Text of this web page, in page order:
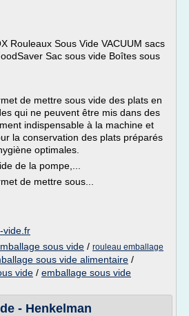
Rouleaux Sous Vide VACUUM sacs
Sac sous vide Boîtes sous
de mettre sous vide des plats en
qui ne peuvent être mis dans des
indispensable à la machine et
la conservation des plats préparés
optimales.
de la pompe,...
de mettre sous...
vide.fr
sous vide / rouleau emballage
sous vide alimentaire /
vide / emballage sous vide
- Henkelman